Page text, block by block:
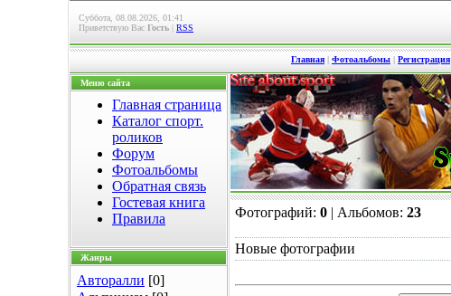
Суббота, 08.08.2026, 01:41
Приветствую Вас Гость | RSS
Главная | Фотоальбомы | Регистрация
Меню сайта
Главная страница
Каталог спорт.
роликов
Форум
Фотоальбомы
Обратная связь
Гостевая книга
Правила
Жанры
Авторалли [0]
Фотографий: 0 | Альбомов: 23
Новые фотографии